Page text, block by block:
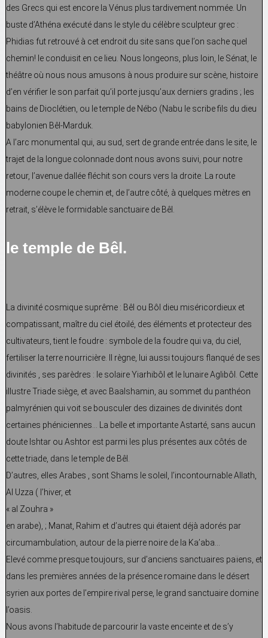
des Grecs qui est encore la Vénus plus tardivement nommée. Un
buste d’Athéna exécuté dans le style du célèbre sculpteur grec :
Phidias fut retrouvé à cet endroit du site sans que l’on sache quel
chemin! le conduisit en ce lieu. Nous longeons, plus loin, le Sénat, le
théâtre où nous nous amusons à nous produire sur scène, histoire
d’en vérifier le son parfait qu’il porte jusqu’aux derniers gradins ; les
bains de Dioclétien, ou le temple de Nébo (Nabu le scribe fils du dieu
babylonien Bêl-Marduk.
A l’arc monumental qui, au sud, sert de grande entrée dans le site, le
trajet de la longue colonnade dont nous avons suivi, pour notre
retour, l’avenue dallée fléchit son cours vers la droite. La route
moderne coupe le chemin et, de l’autre côté, à quelques mètres en
retrait, s’élève le formidable sanctuaire de Bêl.
le temple de Bêl.
La divinité cosmique suprême : Bêl ou Bôl dieu miséricordieux et
compatissant, maître du ciel étoilé, des éléments et protecteur des
cultivateurs, tient le foudre : symbole de la foudre qui va, du ciel,
fertiliser la terre nourricière. Il règne, lui aussi toujours flanqué de ses
divinités , ses parèdres : le solaire Yiarhibôl et le lunaire Aglibôl. Cette
illustre Triade siège, et avec Baalshamin, au sommet du panthéon
palmyrénien qui voit se bousculer des dizaines de divinités dont
certaines phéniciennes… La belle et importante Astarté, sans aucun
doute Ishtar ou Ashtor est parmi les plus présentes aux côtés de
cette triade, dans le temple de Bêl.
D’autres, elles Arabes , sont Shams le soleil, l’incontournable Allath,
Al Uzza ( l’hiver, et
« al Zouhra »
en arabe), ; Manat, Rahim et d’autres qui étaient déjà adorés par
circumambulation, autour de la pierre noire de la Ka’aba…
Elevé comme presque toujours, sur d’anciens sanctuaires païens, et
dans les premières années de la présence romaine dans le désert
syrien aux portes de l’empire rival perse, le grand sanctuaire domine
l’oasis.
Nous avons l’habitude de parcourir la vaste enceinte et de s’y